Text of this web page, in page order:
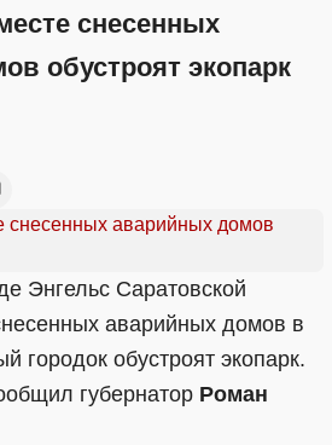
снесенных
обустроят экопарк
Энгельс Саратовской
аварийных домов в
городок обустроят экопарк.
губернатор Роман